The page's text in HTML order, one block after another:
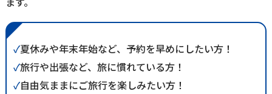
✓夏休みや年末年始など、予約を早めにしたい方！
✓旅行や出張など、旅に慣れている方！
✓自由気ままにご旅行を楽しみたい方！